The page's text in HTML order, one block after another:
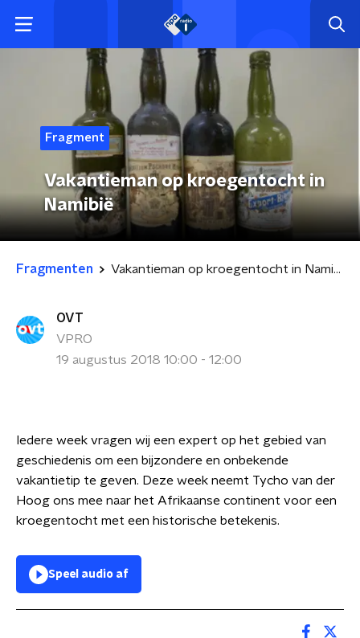
Fragment
Vakantieman op kroegentocht in
Namibië
Fragmenten Vakantieman op kroegentocht in Namibië
OVT
VPRO
19 augustus 2018 10:00 - 12:00
Iedere week vragen wij een expert op het gebied van
geschiedenis om een bijzondere en onbekende
vakantietip te geven. Deze week neemt Tycho van der
Hoog ons mee naar het Afrikaanse continent voor een
kroegentocht met een historische betekenis.
Speel audio af